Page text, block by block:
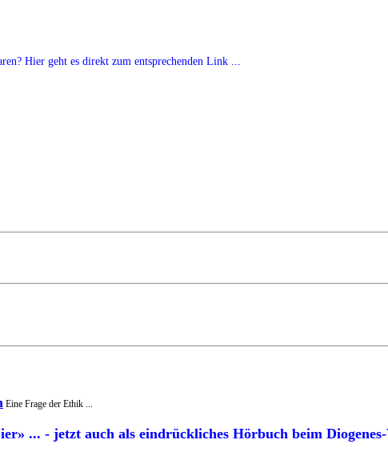
Hier geht es direkt zum entsprechenden Link ...
Eine Frage der Ethik ...
... - jetzt auch als eindrückliches Hörbuch beim